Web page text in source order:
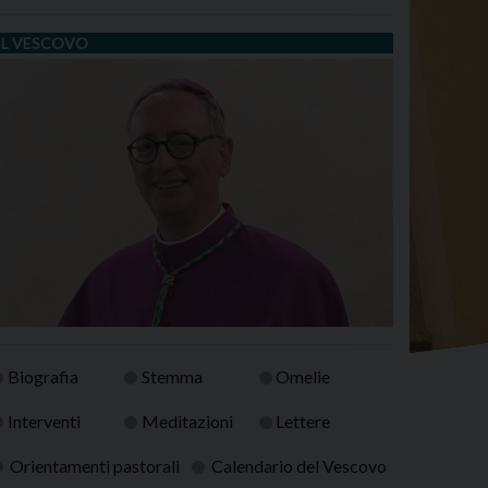
VESCOVO
Biografia Stemma Omelie
Interventi Meditazioni Lettere
Orientamenti pastorali Calendario del Vescovo